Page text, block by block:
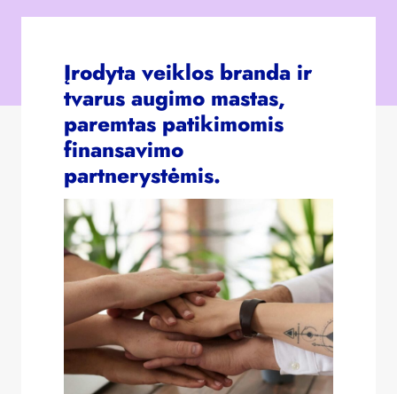
Įrodyta veiklos branda ir
tvarus augimo mastas,
paremtas patikimomis
finansavimo
partnerystėmis.